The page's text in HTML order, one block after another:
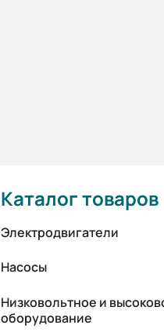
Каталог товаров
Электродвигатели
Насосы
Низковольтное и
оборудование